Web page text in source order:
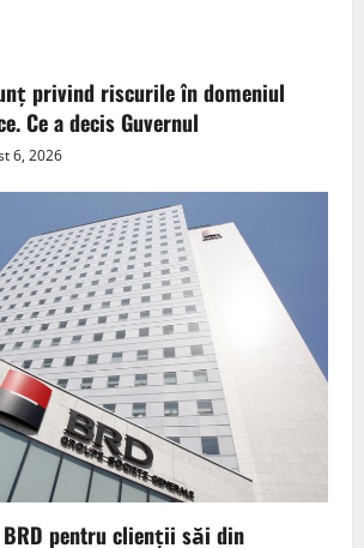
privind riscurile în domeniul
Ce a decis Guvernul
6, 2026
pentru clienții săi din